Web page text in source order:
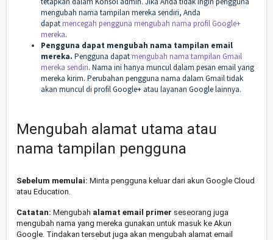
mengubah nama tampilan mereka sendiri, Anda
dapatmencegah pengguna mengubah nama profil Google+
mereka.
Pengguna dapat mengubah nama tampilan email
mereka. Pengguna dapatmengubah nama tampilan Gmail
mereka sendiri. Nama ini hanya muncul dalam pesan email yang
mereka kirim. Perubahan pengguna nama dalam Gmail tidak
akan muncul di profil Google+ atau layanan Google lainnya.
Mengubah alamat utama atau
nama tampilan pengguna
Sebelum memulai: Minta pengguna keluar dari akun Google Cloud
atau Education.
Catatan: Mengubah alamat email primer seseorang juga
mengubah nama yang mereka gunakan untuk masuk ke Akun
Google. Tindakan tersebut juga akan mengubah alamat email